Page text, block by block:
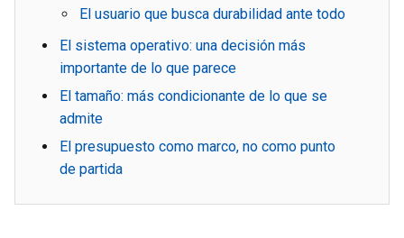
El usuario que busca durabilidad ante todo
El sistema operativo: una decisión más
importante de lo que parece
El tamaño: más condicionante de lo que se
admite
El presupuesto como marco, no como punto
de partida